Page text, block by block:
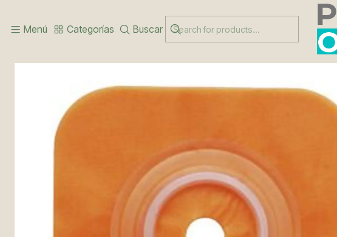
Menú Categorías Buscar
Inicio COLOSTOMIA PLACA COLOSTOMIA RIGIDA ( 413157)